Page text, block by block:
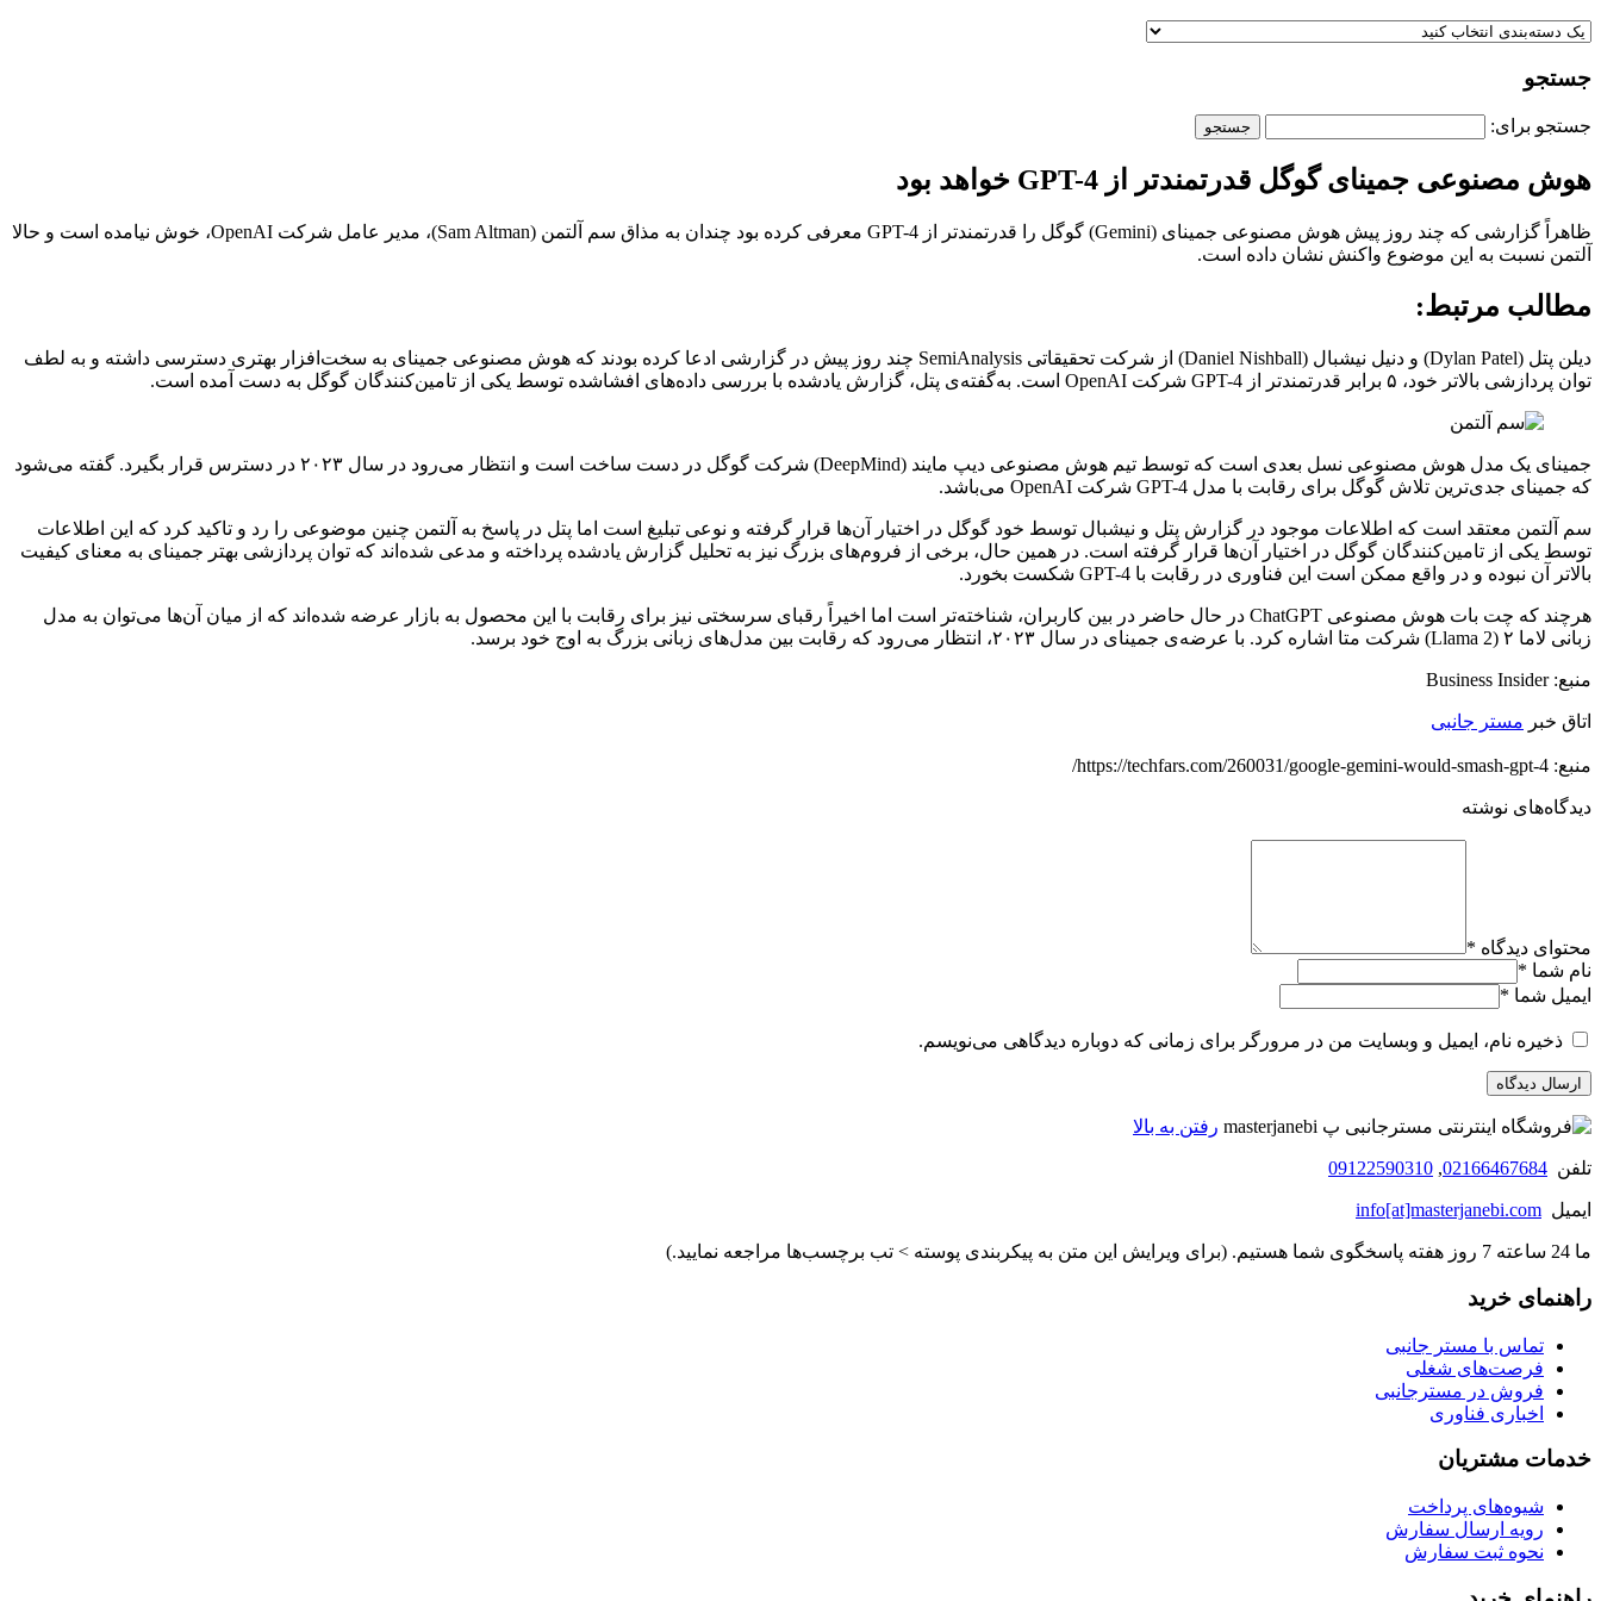
جستجو
جستجو برای:
هوش مصنوعی جمینای گوگل قدرتمندتر از GPT-4 خواهد بود
ظاهراً گزارشی که چند روز پیش هوش مصنوعی جمینای (Gemini) گوگل را قدرتمندتر از GPT-4 معرفی کرده بود چندان به مذاق سم آلتمن (Sam Altman)، مدیر عامل شرکت OpenAI، خوش نیامده است و حالا
آلتمن نسبت به این موضوع واکنش نشان داده است.
مطالب مرتبط:
دیلن پتل (Dylan Patel) و دنیل نیشبال (Daniel Nishball) از شرکت تحقیقاتی SemiAnalysis چند روز پیش در گزارشی ادعا کرده بودند که هوش مصنوعی جمینای به سخت‌افزار بهتری دسترسی داشته و به لطف
توان پردازشی بالاتر خود، ۵ برابر قدرتمندتر از GPT-4 شرکت OpenAI است. به‌گفته‌ی پتل، گزارش یادشده با بررسی داده‌های افشاشده توسط یکی از تامین‌کنندگان گوگل به دست آمده است.
جمینای یک مدل هوش مصنوعی نسل بعدی است که توسط تیم هوش مصنوعی دیپ مایند (DeepMind) شرکت گوگل در دست ساخت است و انتظار می‌رود در سال ۲۰۲۳ در دسترس قرار بگیرد. گفته می‌شود
که جمینای جدی‌ترین تلاش گوگل برای رقابت با مدل GPT-4 شرکت OpenAI می‌باشد.
سم آلتمن معتقد است که اطلاعات موجود در گزارش پتل و نیشبال توسط خود گوگل در اختیار آن‌ها قرار گرفته و نوعی تبلیغ است اما پتل در پاسخ به آلتمن چنین موضوعی را رد و تاکید کرد که این اطلاعات
توسط یکی از تامین‌کنندگان گوگل در اختیار آن‌ها قرار گرفته است. در همین حال، برخی از فروم‌های بزرگ نیز به تحلیل گزارش یادشده پرداخته و مدعی شده‌اند که توان پردازشی بهتر جمینای به معنای کیفیت
بالاتر آن نبوده و در واقع ممکن است این فناوری در رقابت با GPT-4 شکست بخورد.
هرچند که چت بات هوش مصنوعی ChatGPT در حال حاضر در بین کاربران، شناخته‌تر است اما اخیراً رقبای سرسختی نیز برای رقابت با این محصول به بازار عرضه شده‌اند که از میان آن‌ها می‌توان به مدل
زبانی لاما ۲ (Llama 2) شرکت متا اشاره کرد. با عرضه‌ی جمینای در سال ۲۰۲۳، انتظار می‌رود که رقابت بین مدل‌های زبانی بزرگ به اوج خود برسد.
منبع: Business Insider
اتاق خبر مستر جانبی
منبع: https://techfars.com/260031/google-gemini-would-smash-gpt-4/
دیدگاه‌های نوشته
محتوای دیدگاه *
نام شما *
ایمیل شما *
ذخیره نام، ایمیل و وبسایت من در مرورگر برای زمانی که دوباره دیدگاهی می‌نویسم.
رفتن به بالا
تلفن 02166467684
,
09122590310
ایمیل info[at]masterjanebi.com
ما 24 ساعته 7 روز هفته پاسخگوی شما هستیم. (برای ویرایش این متن به پیکربندی پوسته > تب برچسب‌ها مراجعه نمایید.)
راهنمای خرید
تماس با مستر جانبی
فرصت‌های شغلی
فروش در مسترجانبی
اخباری فناوری
خدمات مشتریان
شیوه‌های پرداخت
رویه ارسال سفارش
نحوه ثبت سفارش